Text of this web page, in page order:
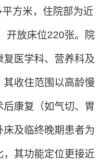
方米，住院部为近
开放床位220张。院
医学科、营养科及
收住范围以高龄慢
康复（如气切、胃
及临终晚期患者为
，其功能定位更接近